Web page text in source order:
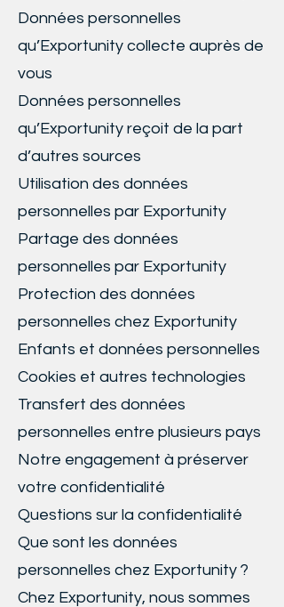
Données personnelles
qu’Exportunity collecte auprès de
vous
Données personnelles
qu’Exportunity reçoit de la part
d’autres sources
Utilisation des données
personnelles par Exportunity
Partage des données
personnelles par Exportunity
Protection des données
personnelles chez Exportunity
Enfants et données personnelles
Cookies et autres technologies
Transfert des données
personnelles entre plusieurs pays
Notre engagement à préserver
votre confidentialité
Questions sur la confidentialité
Que sont les données
personnelles chez Exportunity ?
Chez Exportunity, nous sommes